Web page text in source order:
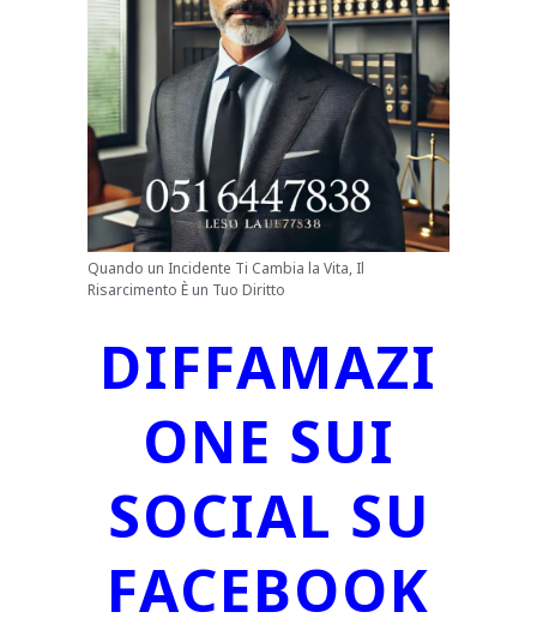
Quando un Incidente Ti Cambia la Vita, Il
Risarcimento È un Tuo Diritto
DIFFAMAZI
ONE SUI
SOCIAL SU
FACEBOOK